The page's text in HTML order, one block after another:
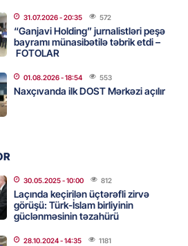
UNESCO-dakı yeni
kimdir? – DOSYE
- 16:00
pozan 26 nəfər tutuldu
və Yaroslavldakı
zavodunu vurub
- 15:30
31.07.2026- 20:35 572
“Ganjavi Holding” jurnalistləri peşə
bayramı münasibətilə təbrik etdi –
FOTOLAR
01.08.2026- 18:54 553
Naxçıvanda ilk DOST Mərkəzi açılır
30.05.2025- 10:00 812
Laçında keçirilən üçtərəfli zirvə
görüşü: Türk-İslam birliyinin
güclənməsinin təzahürü
28.10.2024- 14:35 1181